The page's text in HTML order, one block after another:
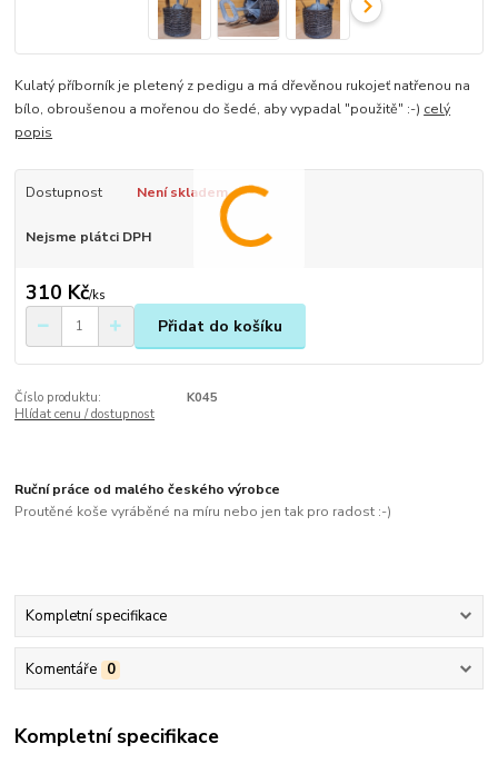
Kulatý příborník je pletený z pedigu a má dřevěnou rukojeť natřenou na
bílo, obroušenou a mořenou do šedé, aby vypadal "použitě" :-) celý
popis
Dostupnost Není skladem
Nejsme plátci DPH
310 Kč/ks
Přidat do košíku
Číslo produktu:
K045
Hlídat cenu / dostupnost
Ruční práce od malého českého výrobce
Proutěné koše vyráběné na míru nebo jen tak pro radost :-)
Kompletní specifikace
Komentáře 0
Kompletní specifikace